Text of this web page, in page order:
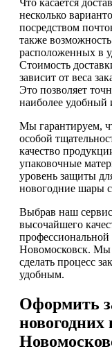
Что касается
несколько
посредством
также
расположенных в
Стоимость
зависит от веса
Это позволяет
наиболее удобный
Мы гарантируем,
особой
качество
упаковочные
уровень защиты
новогодние шары
Выбрав наш
высочайшего
профессиональной
Новомосковск. Мы
сделать процесс
удобным.
Оформить
новогодних